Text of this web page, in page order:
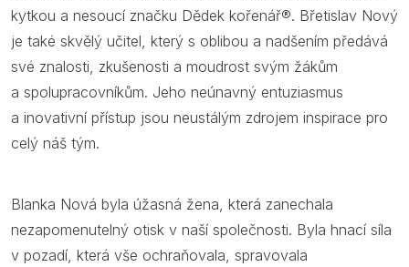
kytkou a nesoucí značku Dědek kořenář®. Břetislav Nový
je také skvělý učitel, který s oblibou a nadšením předává
své znalosti, zkušenosti a moudrost svým žákům
a spolupracovníkům. Jeho neúnavný entuziasmus
a inovativní přístup jsou neustálým zdrojem inspirace pro
celý náš tým.
Blanka Nová byla úžasná žena, která zanechala
nezapomenutelný otisk v naší společnosti. Byla hnací síla
v pozadí, která vše ochraňovala, spravovala